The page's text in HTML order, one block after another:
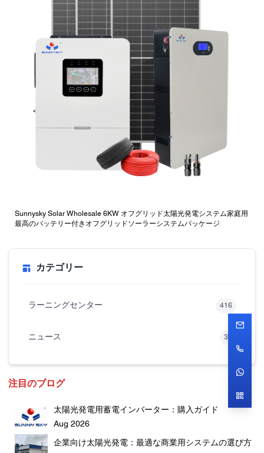
Sunnysky Solar Wholesale 6KW オフグリッド太陽光発電システム家庭用
最高のバッテリー付きオフグリッドソーラーシステムパッケージ
カテゴリー
ラーニングセンター 416
ニュース 33
注目のブログ
太陽光発電用蓄電インバーター：購入ガイド
Aug 2026
企業向け太陽光発電：最適な商業用システムの選び方